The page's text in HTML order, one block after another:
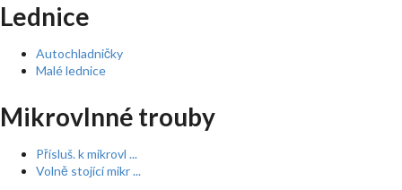
Lednice
Autochladničky
Malé lednice
Mikrovlnné trouby
Přísluš. k mikrovl ...
Volně stojící mikr ...